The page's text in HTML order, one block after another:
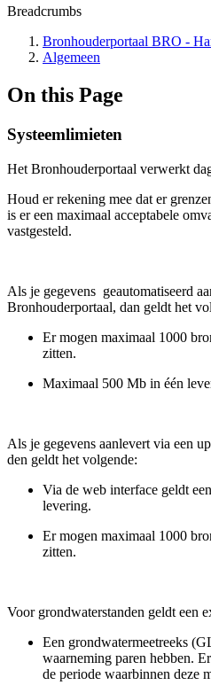
Breadcrumbs
Bronhouderportaal BRO -
Algemeen
On this Page
Systeemlimieten
Het Bronhouderportaal verwerkt
Houd er rekening mee dat er
is er een maximaal acceptabele
vastgesteld.
Als je gegevens geautomatiseerd
Bronhouderportaal, dan geldt het
Er mogen maximaal 1000
zitten.
Maximaal 500 Mb in één
Als je gegevens aanlevert via een
den geldt het volgende:
Via de web interface geldt
levering.
Er mogen maximaal 1000
zitten.
Voor grondwaterstanden geldt een
Een grondwatermeetreeks
waarneming paren hebben.
de periode waarbinnen deze